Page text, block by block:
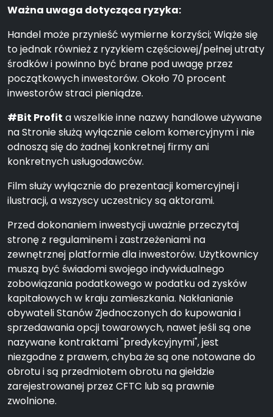
Ważna uwaga dotycząca ryzyka:
Handel może przynieść wymierne korzyści; Wiąże się
to jednak również z ryzykiem częściowej/pełnej utraty
środków i powinno być brane pod uwagę przez
początkowych inwestorów. Około 70 procent
inwestorów straci pieniądze.
#Bit Profit a wszelkie inne nazwy handlowe używane
na Stronie służą wyłącznie celom komercyjnym i nie
odnoszą się do żadnej konkretnej firmy ani
konkretnych usługodawców.
Film służy wyłącznie do prezentacji komercyjnej i
ilustracji, a wszyscy uczestnicy są aktorami.
Przed dokonaniem inwestycji uważnie przeczytaj
stronę z regulaminem i zastrzeżeniami na
zewnętrznej platformie dla inwestorów. Użytkownicy
muszą być świadomi swojego indywidualnego
zobowiązania podatkowego w podatku od zysków
kapitałowych w kraju zamieszkania. Nakłanianie
obywateli Stanów Zjednoczonych do kupowania i
sprzedawania opcji towarowych, nawet jeśli są one
nazywane kontraktami "predykcyjnymi", jest
niezgodne z prawem, chyba że są one notowane do
obrotu i są przedmiotem obrotu na giełdzie
zarejestrowanej przez CFTC lub są prawnie
zwolnione.